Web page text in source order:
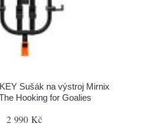
Sušák na výstroj Mirnix
Hooking for Goalies
2 990 Kč